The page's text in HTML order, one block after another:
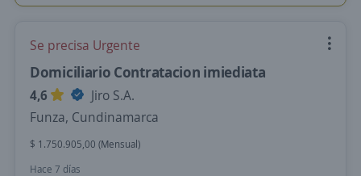
Se precisa Urgente
Domiciliario Contratacion imiediata
4,6
Jiro S.A.
Funza, Cundinamarca
$ 1.750.905,00 (Mensual)
Hace 7 días